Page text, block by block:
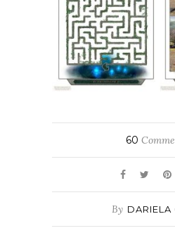
60
By DARIELA